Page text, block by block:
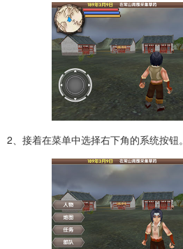
2、接着在菜单中选择右下角的系统按钮。